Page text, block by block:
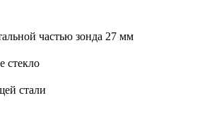
частью зонда 27 мм
стекло
стали